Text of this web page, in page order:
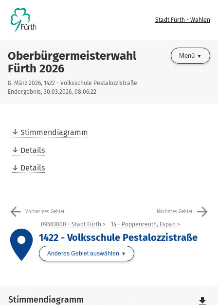
Stadt Fürth - Wahlen
Oberbürgermeisterwahl
Fürth 2026
8. März 2026, 1422 - Volksschule Pestalozzistraße
Endergebnis, 30.03.2026, 08:06:22
Menü
Stimmendiagramm
Details
Details
arrow_back Vorheriges Gebiet Nächstes Gebiet arrow_forward
place
09563000 - Stadt Fürth 14 - Poppenreuth, Espan
1422 - Volksschule Pestalozzistraße
Anderes Gebiet auswählen
Stimmendiagramm file_download